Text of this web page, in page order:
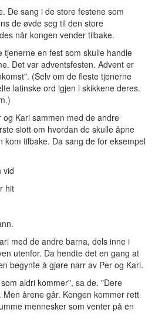
De sang i de store festene som
de øvde seg til den store
når kongen vender tilbake.
tjenerne en fest som skulle handle
Det var adventsfesten. Advent er
(Selv om de fleste tjenerne
latinske ord igjen i skikkene deres.
Kari sammen med de andre
slott om hvordan de skulle åpne
kom tilbake. Da sang de for eksempel
vid
hit
med de andre barna, dels inne i
utenfor. Da hendte det en gang at
begynte å gjøre narr av Per og Kari.
aldri kommer", sa de. "Dere
årene går. Kongen kommer rett
mennesker som venter på en